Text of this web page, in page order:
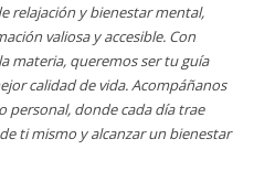
relajación y bienestar mental,
valiosa y accesible. Con
materia, queremos ser tu guía
calidad de vida. Acompáñanos
personal, donde cada día trae
ti mismo y alcanzar un bienestar